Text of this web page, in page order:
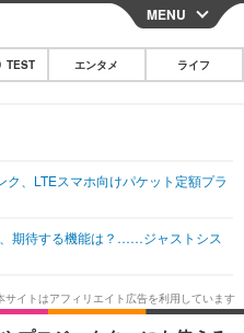
CLOSE
その他
韓国・芸能
グルメ
MENU
TEST エンタメ ライフ
、LTEスマホ向けパケット定額プラ
期待する機能は？……ジャストシス